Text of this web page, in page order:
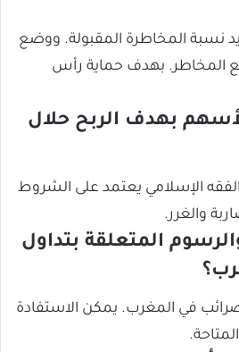
نسبة المخاطرة المقبولة. ووضع
المخاطر. بهدف حماية رأس
بهدف الربح حلال
الإسلامي يعتمد على الشروط
والغرر.
المتعلقة بتداول
في المغرب. يمكن الاستفادة